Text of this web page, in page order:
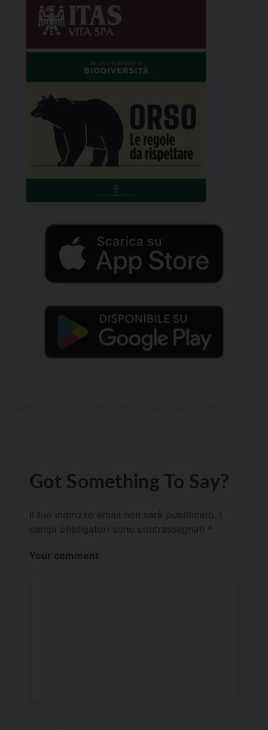
Got Something To Say?
Il tuo indirizzo email non sarà pubblicato.
campi obbligatori sono contrassegnati *
Your comment